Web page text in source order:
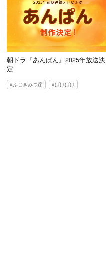
朝ドラ『あんぱん』2025年放送決
定
ふじきみつ彦 ばけばけ